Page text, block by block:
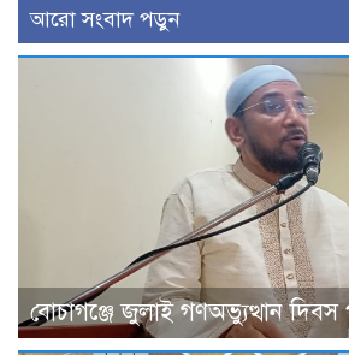
আরো সংবাদ পড়ুন
বোচাগঞ্জে জুলাই গণঅভ্যুত্থান দিবস